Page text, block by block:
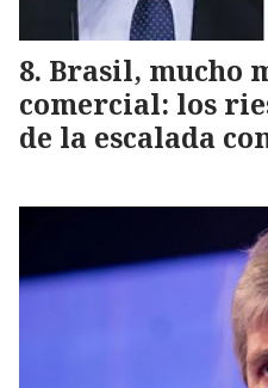
Brasil, mucho
comercial: los
de la escalada